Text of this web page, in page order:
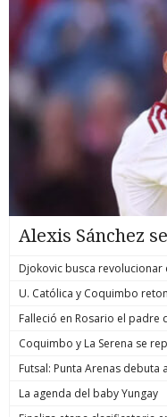
Alexis Sánchez
Djokovic busca
U. Católica y Coquimbo
Falleció en Rosario el padre
Coquimbo y La Serena se
Futsal: Punta Arenas debuta
La agenda del baby Yungay